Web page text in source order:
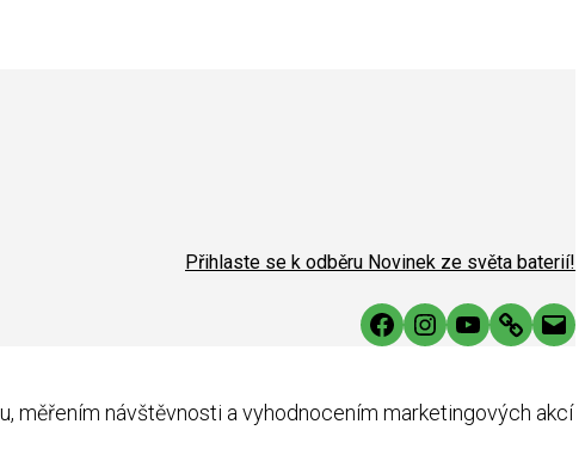
Přihlaste se k odběru Novinek ze světa baterií!
Facebook
Instagram
YouTube
Link
měřením návštěvnosti a vyhodnocením marketingových akcí